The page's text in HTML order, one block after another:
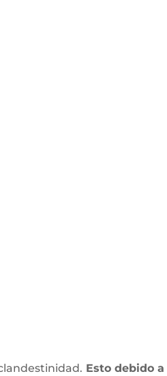
Esto debido